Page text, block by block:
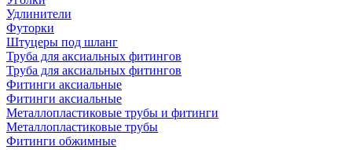
Удлинители
Футорки
Штуцеры под шланг
Труба для аксиальных фитингов
Труба для аксиальных фитингов
Фитинги аксиальные
Фитинги аксиальные
Металлопластиковые трубы и фитинги
Металлопластиковые трубы
Фитинги обжимные